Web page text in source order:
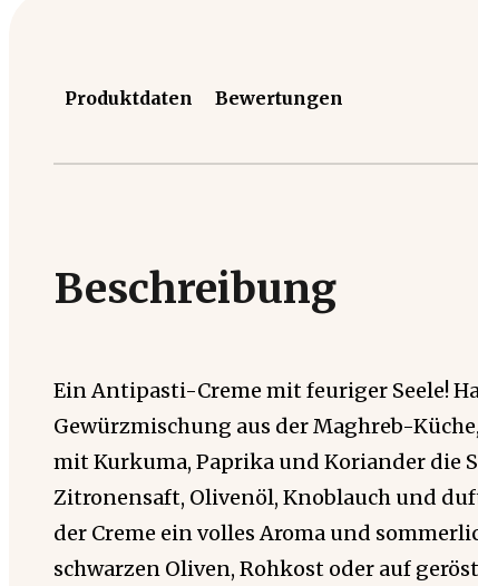
Produktdaten Bewertungen
Beschreibung
Ein Antipasti-Creme mit feuriger Seele!
Gewürzmischung aus der Maghreb-
mit Kurkuma, Paprika und Koriander die
Zitronensaft, Olivenöl, Knoblauch und
der Creme ein volles Aroma und
schwarzen Oliven, Rohkost oder auf